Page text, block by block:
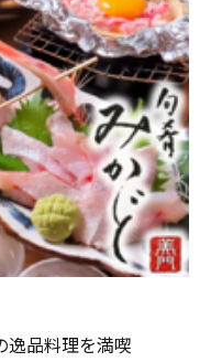
品料理を満喫